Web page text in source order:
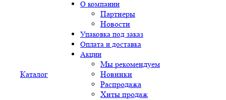
Каталог
О компании
Партнеры
Новости
Упаковка под заказ
Оплата и доставка
Акции
Мы рекомендуем
Новинки
Распродажа
Хиты продаж